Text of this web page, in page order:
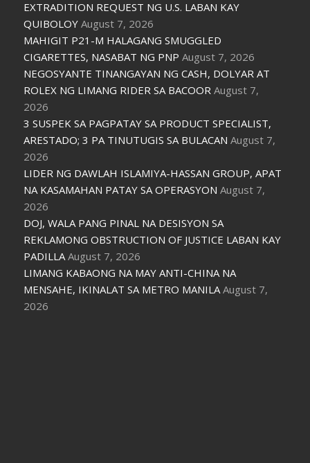
EXTRADITION REQUEST NG U.S. LABAN KAY
QUIBOLOY August 7, 2026
MAHIGIT P21-M HALAGANG SMUGGLED
CIGARETTES, NASABAT NG PNP August 7, 2026
NEGOSYANTE TINANGAYAN NG CASH, DOLYAR AT
ROLEX NG LIMANG RIDER SA BACOOR August 7,
2026
3 SUSPEK SA PAGPATAY SA PRODUCT SPECIALIST,
ARESTADO; 3 PA TINUTUGIS SA BULACAN August 7,
2026
LIDER NG DAWLAH ISLAMIYA-HASSAN GROUP, APAT
NA KASAMAHAN PATAY SA OPERASYON August 7,
2026
DOJ, WALA PANG PINAL NA DESISYON SA
REKLAMONG OBSTRUCTION OF JUSTICE LABAN KAY
PADILLA August 7, 2026
LIMANG KABAONG NA MAY ANTI-CHINA NA
MENSAHE, IKINALAT SA METRO MANILA August 7,
2026